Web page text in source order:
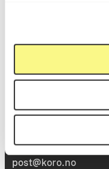
St. Olavs plass
post@koro.no